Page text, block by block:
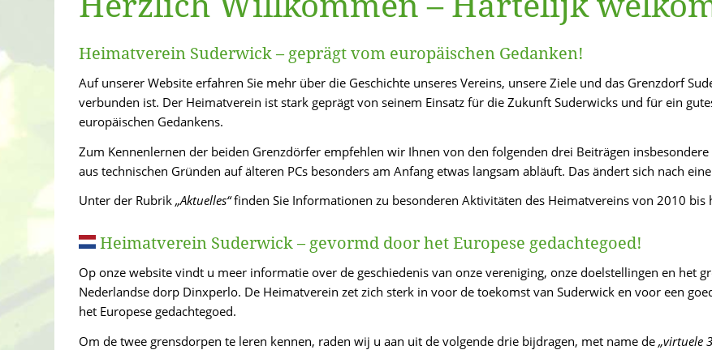
Heimatverein Suderwick – geprägt vom europäischen Gedanken!
Auf unserer Website erfahren Sie mehr über die Geschichte unseres Vereins, unsere Ziele und das Grenzdorf
verbunden ist. Der Heimatverein ist stark geprägt von seinem Einsatz für die Zukunft Suderwicks und für ein
europäischen Gedankens.
Zum Kennenlernen der beiden Grenzdörfer empfehlen wir Ihnen von den folgenden drei Beiträgen insbesondere
aus technischen Gründen auf älteren PCs besonders am Anfang etwas langsam abläuft. Das ändert sich nach
Unter der Rubrik „Aktuelles“finden Sie Informationen zu besonderen Aktivitäten des Heimatvereins von 2010 bis
Heimatverein Suderwick – gevormd door het Europese gedachtegoed!
Op onze website vindt u meer informatie over de geschiedenis van onze vereniging, onze doelstellingen en het
Nederlandse dorp Dinxperlo. De Heimatverein zet zich sterk in voor de toekomst van Suderwick en voor een
het Europese gedachtegoed.
Om de twee grensdorpen te leren kennen, raden wij u aan uit de volgende drie bijdragen, met name de „virtuele